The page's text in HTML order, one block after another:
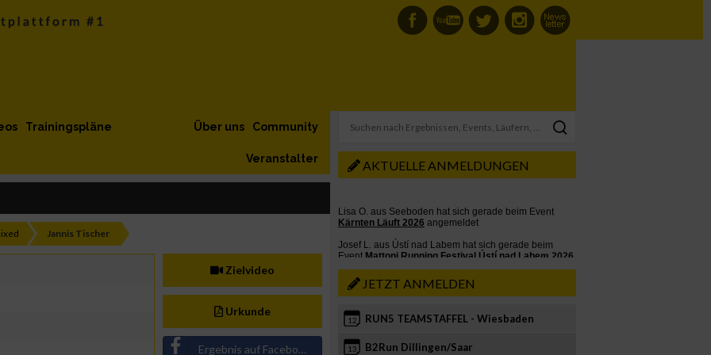
Trainingspläne Community
Über uns
Veranstalter
Jannis Tischer
Zielvideo
Urkunde
Ergebnis auf Facebook teilen
AKTUELLE ANMELDUNGEN
JETZT ANMELDEN
12 RUN5 TEAMSTAFFEL - Wiesbaden
13 B2Run Dillingen/Saar